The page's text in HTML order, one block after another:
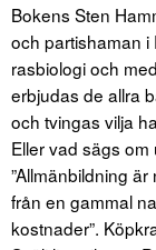
Bokens Sten
och partishaman i
rasbiologi och
erbjudas de allra
och tvingas vilja
Eller vad sägs
”Allmänbildning
från en gammal
kostnader”.